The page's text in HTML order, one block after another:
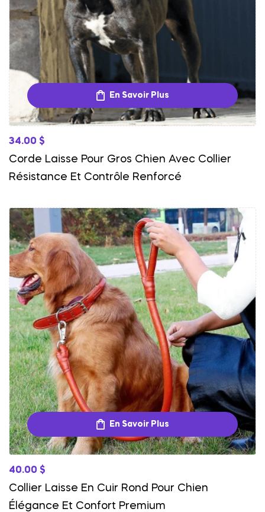
En Savoir Plus
34.00 $
Corde Laisse Pour Gros Chien Avec Collier
Résistance Et Contrôle Renforcé
En Savoir Plus
40.00 $
Collier Laisse En Cuir Rond Pour Chien
Élégance Et Confort Premium